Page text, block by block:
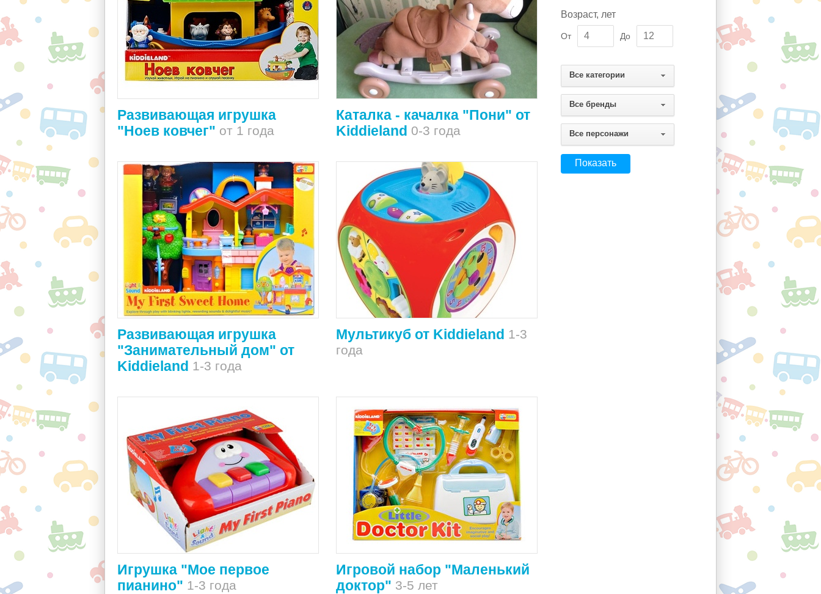
Развивающая игрушка
"Ноев ковчег" от 1 года
Каталка - качалка "Пони" от
Kiddieland 0-3 года
Развивающая игрушка
"Занимательный дом" от
Kiddieland 1-3 года
Мультикуб от Kiddieland 1-3
года
Игрушка "Мое первое
пианино" 1-3 года
Игровой набор "Маленький
доктор" 3-5 лет
Возраст, лет
От До
Все категории
Все бренды
Все персонажи